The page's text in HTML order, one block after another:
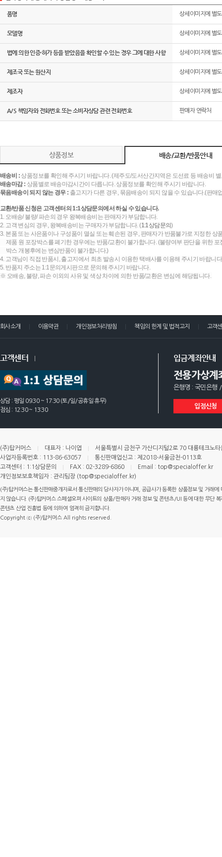
품명 상세이미지에 별
모델명 상세이미지에 별
법에 의한 인증·허가 등을 받았음을 확인할 수 있는 경우 그에 대한 사항 상세이미지에 별
제조국 또는 원산지 상세이미지에 별
제조자 상세이미지에 별
A/S 책임자와 전화번호 또는 소비자상담 관련 전화번호 판매자 연락처
상품정보 배송/교환/반품안내
배송비 :상품정보를 확인해 주시기 바랍니다. (제주도/도서산간지역은 도선료 등 배송비
배송마감 : 상품별로 배송마감시간이 다릅니다. 상품정보를 확인해 주시기 바랍니다.
묶음배송이 되지 않는 경우 : 출고지가 다른 경우, 묶음배송이 되지 않을 수 있습니다.(판
교환/반품 신청은 고객센터의 1:1상담문의에서 하실 수 있습니다.
1. 오배송/ 불량/ 파손의 경우 왕복배송비는 판매자가 부담합니다.
2. 고객 변심의 경우, 왕복배송비는 구매자가 부담합니다. (1:1상담문의)
3. 본품 또는 사은품이나 구성품이 멸실 또는 훼손된 경우, 판매자가 반품불가로 지정한 상
제품 원 포장박스를 폐기한 경우에는 반품/교환이 불가합니다. (불량여부 판단을 위한
박스 개봉후에는 변심반품이 불가합니다.)
4. 고객님이 직접 반품시, 출고지에서 최초 발송시 이용한 택배사를 이용해 주시기 바랍니
5. 반품지 주소는 1:1문의게시판으로 문의해 주시기 바랍니다.
※ 오배송, 불량, 파손 이외의 사유 및 색상 차이에 의한 반품/교환은 변심에 해당됩니다.
회사소개 이용약관 개인정보처리방침 책임의 한계 및 법적고지 고객
고객센터
상담 : 평일 09:30 ~ 17:30 (토/일/공휴일 휴무)
점심 : 12:30 ~ 13:30
입금계좌안내
전용가상계
은행명 : 국민은행
입점신청
(주)탑커머스 대표자 : 나이엽
서울특별시 금천구 가산디지털2로 70 대륭테크노
사업자등록번호 : 113-86-63057
통신판매업신고 : 제2018-서울금천-0113호
고객센터 : 1:1상담문의
FAX : 02-3289-6860
Email : top@specialoffer.kr
개인정보보호책임자 : 관리팀장 (top@specialoffer.kr)
(주)탑커머스는 통신판매중개자로서 통신판매의 당사자가 아니며, 공급사가 등록한 상품정보 및 거래
지 않습니다. (주)탑커머스 스페셜오퍼 사이트의 상품/판매자 거래 정보 및 콘텐츠/UI 등에 대한 무단
콘텐츠 산업 진흥법 등에 의하여 엄격히 금지합니다.
Copyright ⓒ (주)탑커머스 All rights reserved.